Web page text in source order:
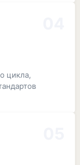
цикла,